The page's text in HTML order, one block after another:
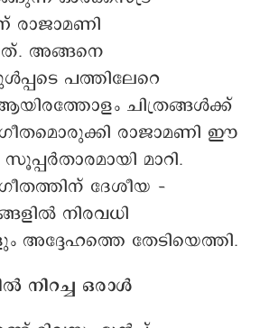
അങ്ങനെ
പത്തിലേറെ
ചിത്രങ്ങള്‍ക്ക്
രാജാമണി ഈ
മാറി.
ദേശീയ –
നിരവധി
അദ്ദേഹത്തെ തേടിയെത്തി.
നിറച്ച ഒരാൾ